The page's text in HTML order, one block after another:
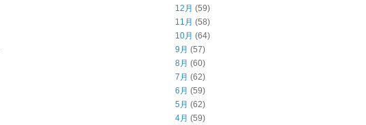
12月 (59)
11月 (58)
10月 (64)
9月 (57)
8月 (60)
7月 (62)
6月 (59)
5月 (62)
4月 (59)